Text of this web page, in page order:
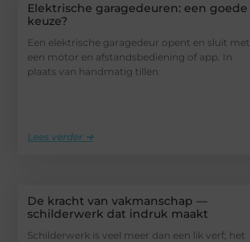
Elektrische garagedeuren: een goede
keuze?
Een elektrische garagedeur opent en sluit met
een motor en afstandsbediening of app. In
plaats van handmatig tillen
Lees verder ➜
De kracht van vakmanschap —
schilderwerk dat indruk maakt
Schilderwerk is veel meer dan een lik verf; het